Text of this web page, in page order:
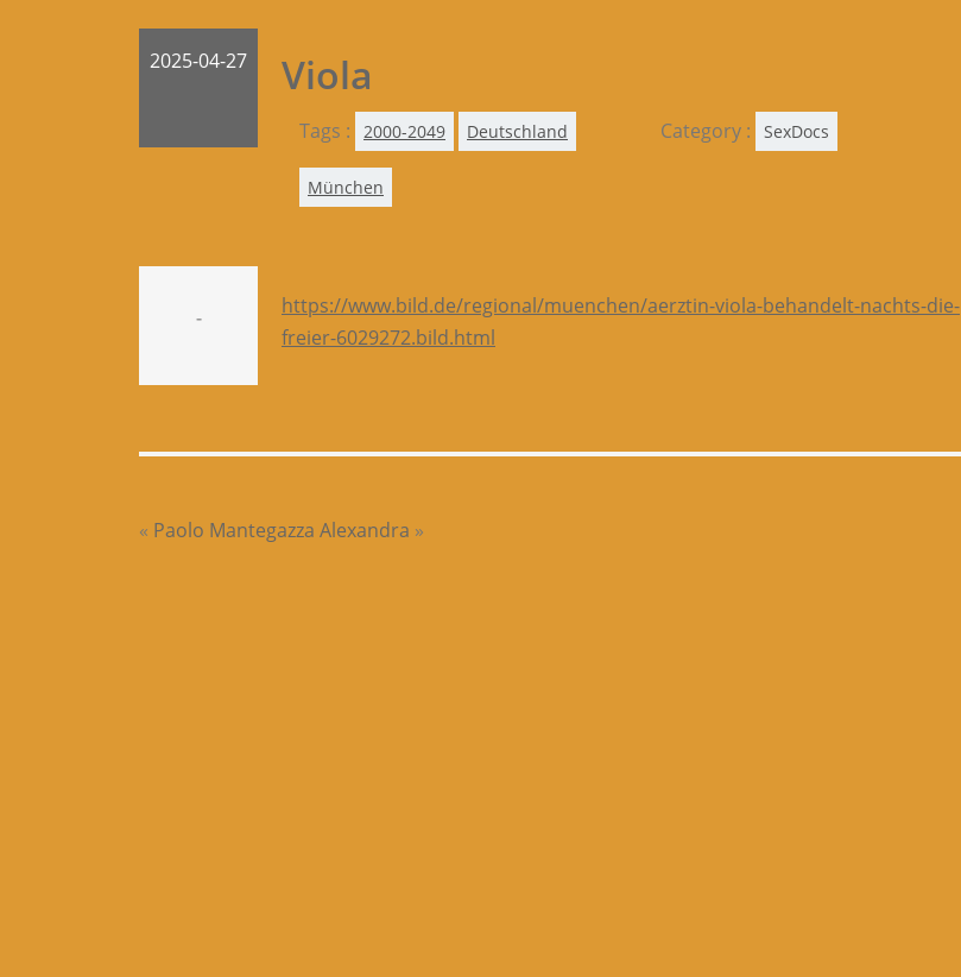
2025-04-27
-
Viola
Tags : 2000-2049 Deutschland
München
Category : SexDocs
https://www.bild.de/regional/muenchen/aerztin-viola-behandelt-nachts-die-
freier-6029272.bild.html
« Paolo Mantegazza Alexandra »